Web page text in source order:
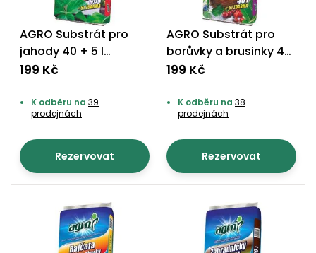
AGRO Substrát pro
jahody 40 + 5 l
ZDARMA
199 Kč
K odběru na 39
prodejnách
Rezervovat
AGRO Substrát pro
borůvky a brusinky 40
+ 5 L ZDARMA
199 Kč
K odběru na 38
prodejnách
Rezervovat